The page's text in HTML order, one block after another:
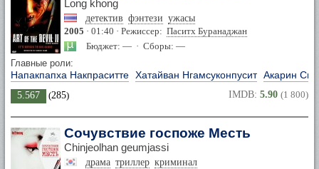
Long khong
детектив фэнтези ужасы
2005 · 01:40 · Режиссер: Паситх Буранаджан
Бюджет: — · Сборы: —
Главные роли:
Напакпапха Накпраситте Хатайван Нгамсуконпусит Акарин
5.567 (285) IMDB: 5.90 (1 800)
Сочувствие госпоже Месть
Chinjeolhan geumjassi
драма триллер криминал